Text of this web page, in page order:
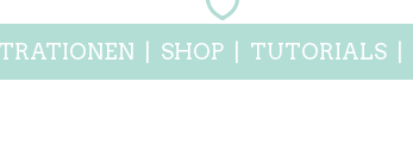
SHOP TUTORIALS